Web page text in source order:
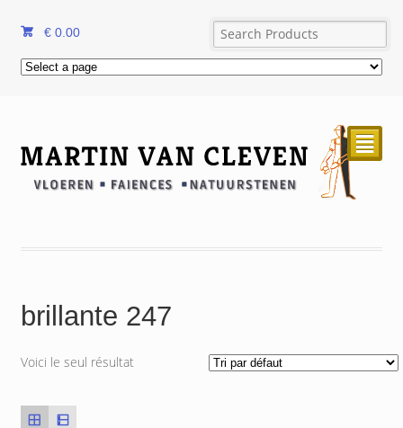
€ 0.00
²
brillante 247
Voici le seul résultat